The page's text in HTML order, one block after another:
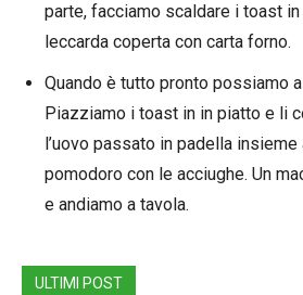
parte, facciamo scaldare i toast in
leccarda coperta con carta forno.
Quando è tutto pronto possiamo
Piazziamo i toast in in piatto e li
l’uovo passato in padella
pomodoro con le acciughe. Un
e andiamo a tavola.
ULTIMI POST